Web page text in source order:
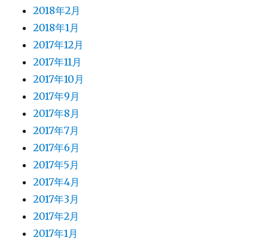
2018年2月
2018年1月
2017年12月
2017年11月
2017年10月
2017年9月
2017年8月
2017年7月
2017年6月
2017年5月
2017年4月
2017年3月
2017年2月
2017年1月